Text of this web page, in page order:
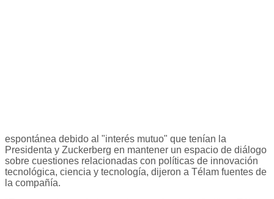
espontánea debido al "interés mutuo" que tenían la
Presidenta y Zuckerberg en mantener un espacio de diálogo
sobre cuestiones relacionadas con políticas de innovación
tecnológica, ciencia y tecnología, dijeron a Télam fuentes de
la compañía.